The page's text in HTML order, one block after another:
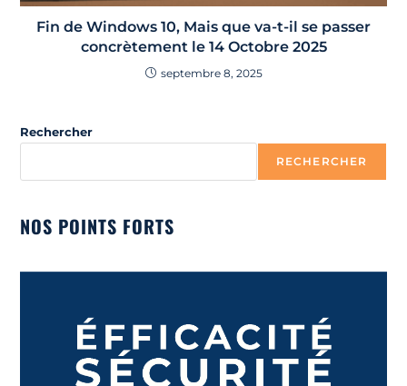
Fin de Windows 10, Mais que va-t-il se passer
concrètement le 14 Octobre 2025
septembre 8, 2025
Rechercher
RECHERCHER
NOS POINTS FORTS